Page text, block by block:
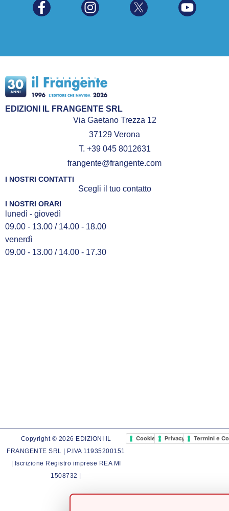
EDIZIONI IL FRANGENTE SRL
Via Gaetano Trezza 12
37129 Verona
T. +39 045 8012631
frangente@frangente.com
I NOSTRI CONTATTI
Scegli il tuo contatto
I NOSTRI ORARI
lunedì - giovedì
09.00 - 13.00 / 14.00 - 18.00
venerdì
09.00 - 13.00 / 14.00 - 17.30
Copyright © 2026 EDIZIONI IL
FRANGENTE SRL | P.IVA 11935200151
| Iscrizione Registro imprese REA MI
1508732 |
Cookie PolicyPrivacy PolicyTermini e